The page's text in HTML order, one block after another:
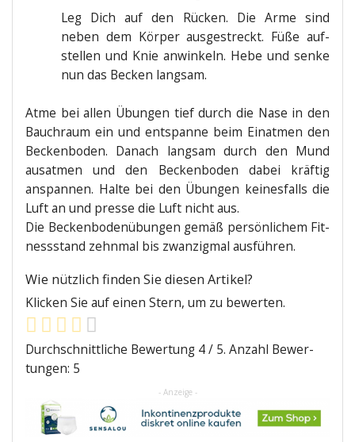
Leg Dich auf den Rücken. Die Arme sind
neben dem Kör­per aus­ge­streckt. Füße auf­
stel­len und Knie anwin­keln. Hebe und sen­ke
nun das Becken langsam.
Atme bei allen Übun­gen tief durch die Nase in den
Bauch­raum ein und ent­span­ne beim Ein­at­men den
Becken­bo­den. Danach lang­sam durch den Mund
aus­at­men und den Becken­bo­den dabei kräf­tig
anspan­nen. Hal­te bei den Übun­gen kei­nes­falls die
Luft an und pres­se die Luft nicht aus.
Die Becken­bo­den­übun­gen gemäß per­sön­li­chem Fit­
ness­stand zehn­mal bis zwan­zig­mal ausführen.
Wie nütz­lich fin­den Sie die­sen Artikel?
Kli­cken Sie auf einen Stern, um zu bewerten.
Durch­schnitt­li­che Bewer­tung 4/ 5. Anzahl Bewer­
tun­gen: 5
- Anzeige -